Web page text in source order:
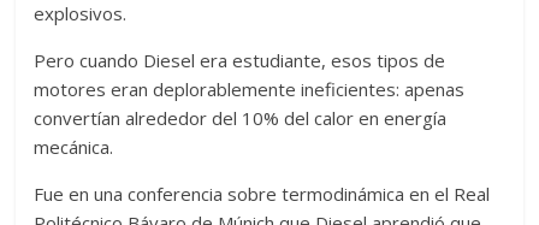
explosivos.
Pero cuando Diesel era estudiante, esos tipos de
motores eran deplorablemente ineficientes: apenas
convertían alrededor del 10% del calor en energía
mecánica.
Fue en una conferencia sobre termodinámica en el Real